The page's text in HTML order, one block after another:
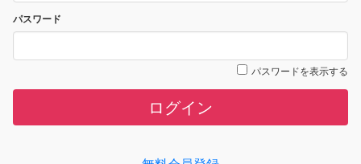
パスワード
パスワードを表示する
ログイン